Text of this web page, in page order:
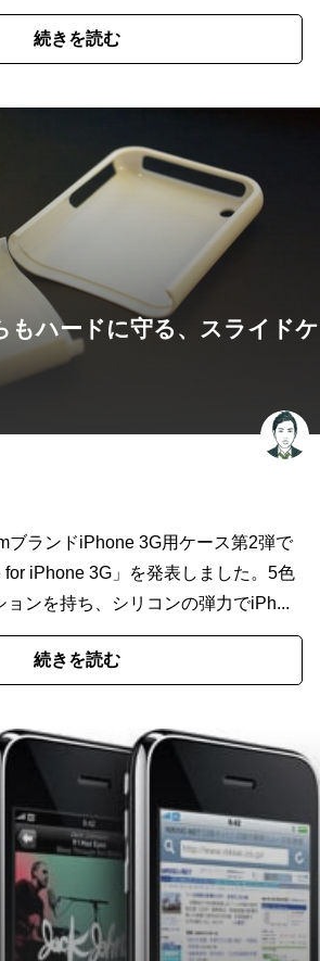
続きを読む
もハードに守る、スライドケ
ブランドiPhone 3G用ケース第2弾で
iPhone 3G」を発表しました。5色
ョンを持ち、シリコンの弾力でiPh...
続きを読む